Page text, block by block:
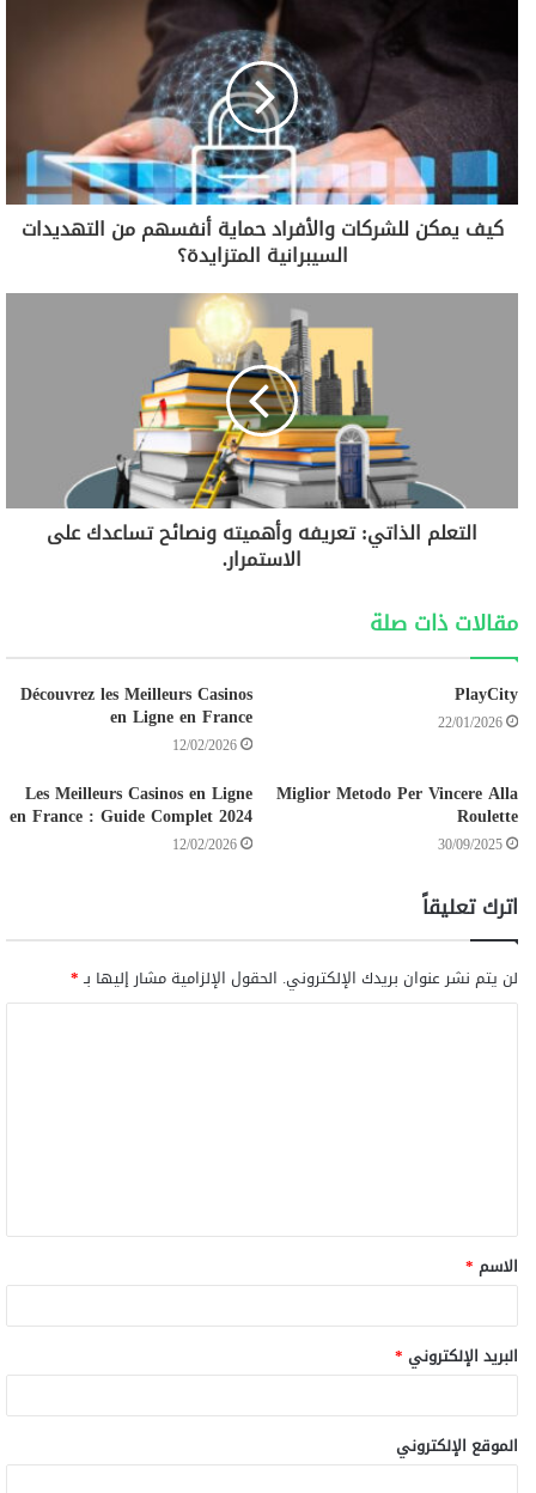
كيف يمكن للشركات والأفراد حماية أنفسهم من التهديدات
السيبرانية المتزايدة؟
التعلم الذاتي: تعريفه وأهميته ونصائح تساعدك على
الاستمرار.
مقالات ذات صلة
PlayCity
22/01/2026
Découvrez les Meilleurs Casinos
en Ligne en France
12/02/2026
Miglior Metodo Per Vincere Alla
Roulette
30/09/2025
Les Meilleurs Casinos en Ligne
en France : Guide Complet 2024
12/02/2026
اترك تعليقاً
لن يتم نشر عنوان بريدك الإلكتروني. الحقول الإلزامية مشار إليها بـ*
ق
*
الاسم *
البريد الإلكتروني *
الموقع الإلكتروني